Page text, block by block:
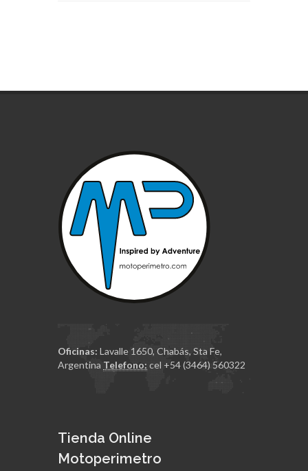
Oficinas: Lavalle 1650, Chabás, Sta Fe,
Argentina Telefono: cel +54 (3464) 560322
Tienda Online
Motoperimetro